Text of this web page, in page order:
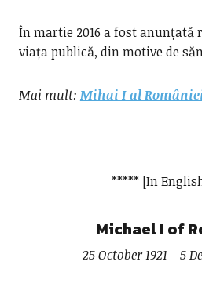
În martie 2016 a fost anunțată
viața publică, din motive de
Mai mult: Mihai I al
***** [In
Michael I of
25 October 1921 – 5